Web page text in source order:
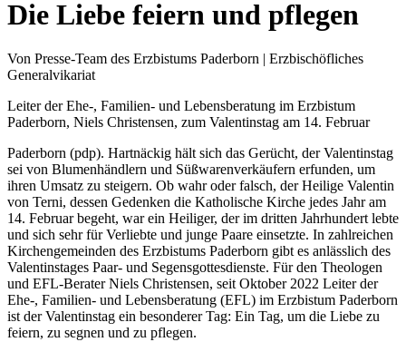
Die Liebe feiern und pflegen
Von Presse-Team des Erzbistums Paderborn | Erzbischöfliches
Generalvikariat
Leiter der Ehe-, Familien- und Lebensberatung im Erzbistum
Paderborn, Niels Christensen, zum Valentinstag am 14. Februar
Paderborn (pdp). Hartnäckig hält sich das Gerücht, der Valentinstag
sei von Blumenhändlern und Süßwarenverkäufern erfunden, um
ihren Umsatz zu steigern. Ob wahr oder falsch, der Heilige Valentin
von Terni, dessen Gedenken die Katholische Kirche jedes Jahr am
14. Februar begeht, war ein Heiliger, der im dritten Jahrhundert lebte
und sich sehr für Verliebte und junge Paare einsetzte. In zahlreichen
Kirchengemeinden des Erzbistums Paderborn gibt es anlässlich des
Valentinstages Paar- und Segensgottesdienste. Für den Theologen
und EFL-Berater Niels Christensen, seit Oktober 2022 Leiter der
Ehe-, Familien- und Lebensberatung (EFL) im Erzbistum Paderborn
ist der Valentinstag ein besonderer Tag: Ein Tag, um die Liebe zu
feiern, zu segnen und zu pflegen.